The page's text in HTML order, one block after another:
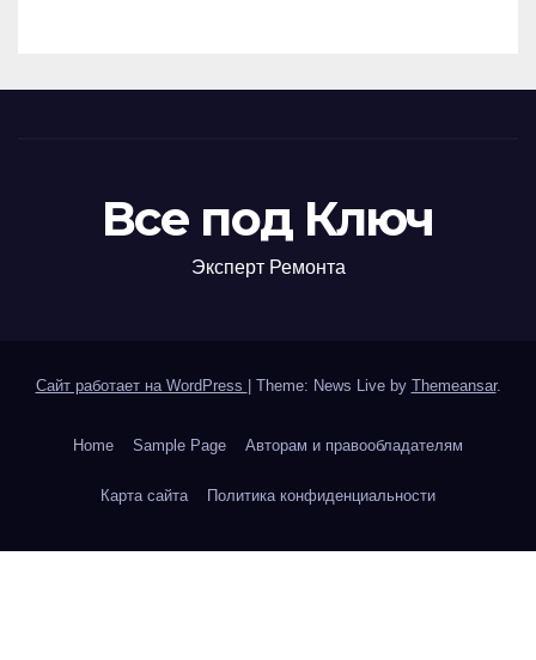
Все под Ключ
Эксперт Ремонта
Сайт работает на WordPress | Theme: News Live by Themeansar.
Home Sample Page Авторам и правообладателям
Карта сайта Политика конфиденциальности